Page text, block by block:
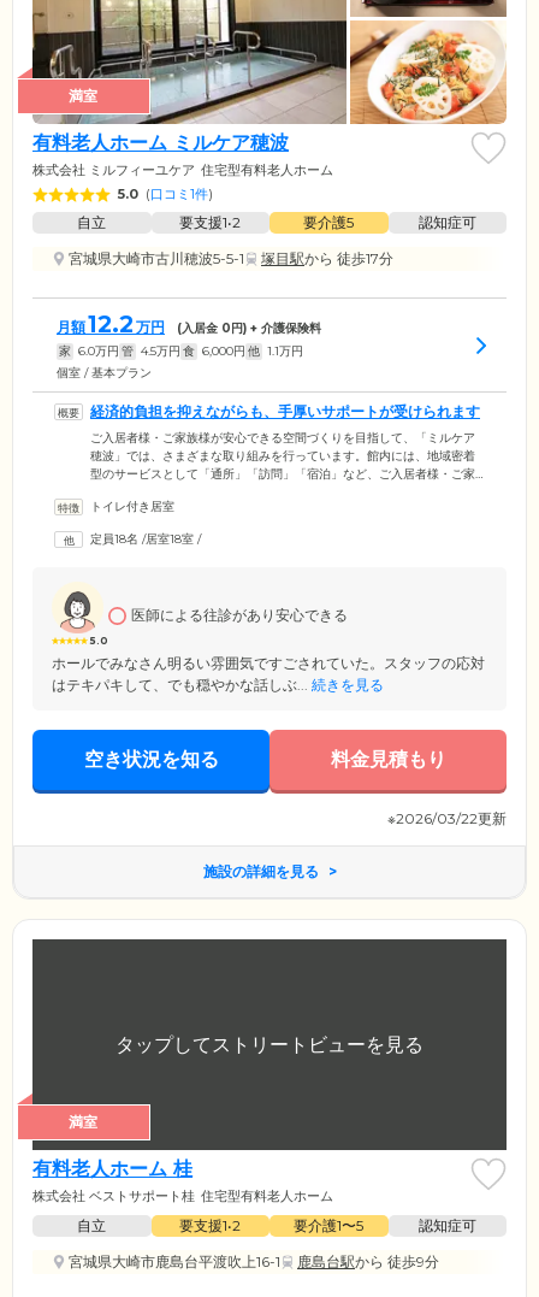
満室
有料老人ホーム ミルケア穂波
株式会社 ミルフィーユケア 住宅型有料老人ホーム
5.0 (口コミ1件)
自立 要支援1•2 要介護5
認知症可
宮城県大崎市古川穂波5-5-1
塚目駅から 徒歩17分
月額12.2 万円 (入居金 0円) + 介護保険料
家 6.0万円 管 4.5万円 食 6,000円 他 1.1万円
個室 / 基本プラン
経済的負担を抑えながらも、手厚いサポートが受けられます
ご入居者様・ご家族様が安心できる空間づくりを目指して、「ミルケア
穂波」では、さまざまな取り組みを行っています。館内には、地域密着
型のサービスとして「通所」「訪問」「宿泊」など、ご入居者様・ご家
能型居宅介護」を併設。お食事の見守りや入浴介助といった日常生活上
提供することで、ご入居者様を心身両面からケアしています。地域最安
トイレ付き居室
定員18名 /居室18室 /
5.0
医師による往診があり安心できる
ホールでみなさん明るい雰囲気ですごされていた。スタッフの応対
はテキパキして、でも穏やかな話しぶ... 続きを見る
空き状況を知る 料金見積もり
※2026/03/22更新
施設の詳細を見る
満室
有料老人ホーム 桂
株式会社 ベストサポート桂 住宅型有料老人ホーム
自立 要支援1•2 要介護1〜5
認知症可
宮城県大崎市鹿島台平渡吹上16-1
鹿島台駅から 徒歩9分